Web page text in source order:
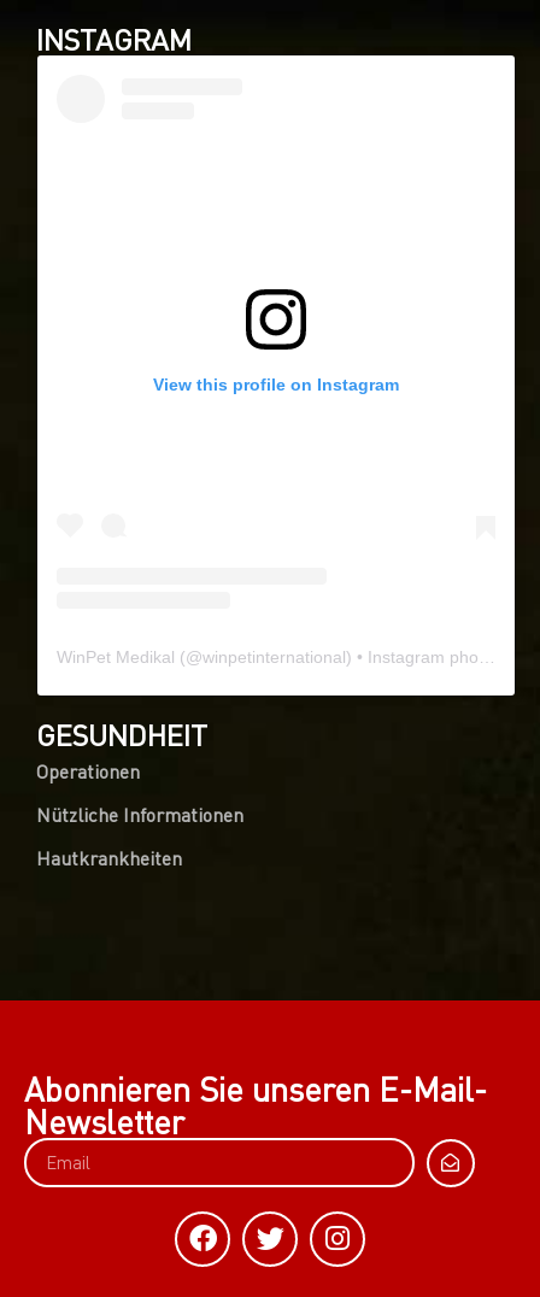
INSTAGRAM
View this profile on Instagram
WinPet Medikal (@winpetinternational) • Instagram photos and videos
GESUNDHEIT
Operationen
Nützliche Informationen
Hautkrankheiten
Abonnieren Sie unseren E-Mail-
Newsletter